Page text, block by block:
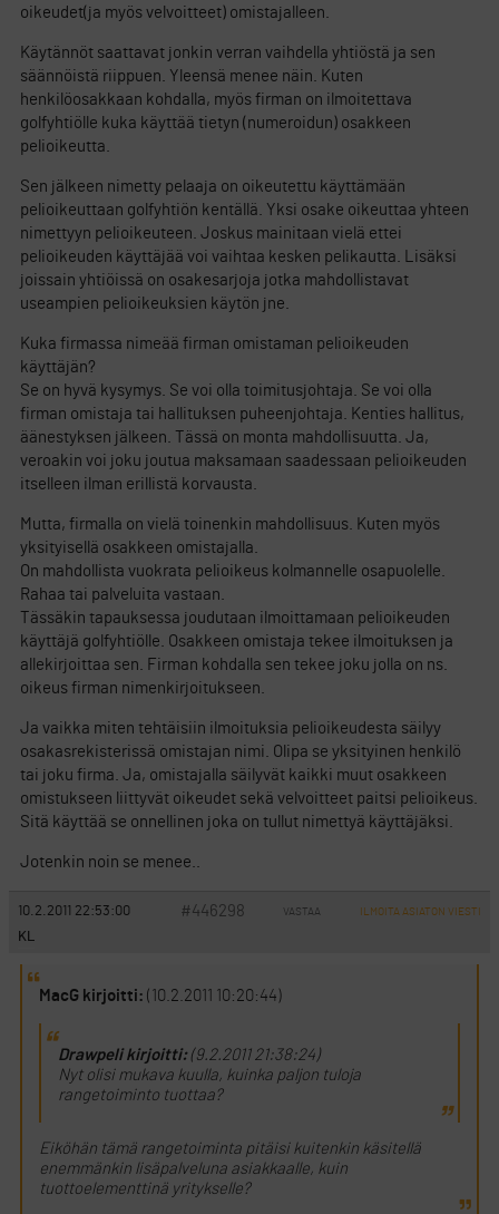
oikeudet(ja myös velvoitteet) omistajalleen.
Käytännöt saattavat jonkin verran vaihdella yhtiöstä ja sen
säännöistä riippuen. Yleensä menee näin. Kuten
henkilöosakkaan kohdalla, myös firman on ilmoitettava
golfyhtiölle kuka käyttää tietyn (numeroidun) osakkeen
pelioikeutta.
Sen jälkeen nimetty pelaaja on oikeutettu käyttämään
pelioikeuttaan golfyhtiön kentällä. Yksi osake oikeuttaa yhteen
nimettyyn pelioikeuteen. Joskus mainitaan vielä ettei
pelioikeuden käyttäjää voi vaihtaa kesken pelikautta. Lisäksi
joissain yhtiöissä on osakesarjoja jotka mahdollistavat
useampien pelioikeuksien käytön jne.
Kuka firmassa nimeää firman omistaman pelioikeuden
käyttäjän?
Se on hyvä kysymys. Se voi olla toimitusjohtaja. Se voi olla
firman omistaja tai hallituksen puheenjohtaja. Kenties hallitus,
äänestyksen jälkeen. Tässä on monta mahdollisuutta. Ja,
veroakin voi joku joutua maksamaan saadessaan pelioikeuden
itselleen ilman erillistä korvausta.
Mutta, firmalla on vielä toinenkin mahdollisuus. Kuten myös
yksityisellä osakkeen omistajalla.
On mahdollista vuokrata pelioikeus kolmannelle osapuolelle.
Rahaa tai palveluita vastaan.
Tässäkin tapauksessa joudutaan ilmoittamaan pelioikeuden
käyttäjä golfyhtiölle. Osakkeen omistaja tekee ilmoituksen ja
allekirjoittaa sen. Firman kohdalla sen tekee joku jolla on ns.
oikeus firman nimenkirjoitukseen.
Ja vaikka miten tehtäisiin ilmoituksia pelioikeudesta säilyy
osakasrekisterissä omistajan nimi. Olipa se yksityinen henkilö
tai joku firma. Ja, omistajalla säilyvät kaikki muut osakkeen
omistukseen liittyvät oikeudet sekä velvoitteet paitsi pelioikeus.
Sitä käyttää se onnellinen joka on tullut nimettyä käyttäjäksi.
Jotenkin noin se menee..
10.2.2011 22:53:00 #446298 VASTAA ILMOITA ASIATON VIESTI
KL
MacG kirjoitti: (10.2.2011 10:20:44)
Drawpeli kirjoitti:(9.2.2011 21:38:24)
Nyt olisi mukava kuulla, kuinka paljon tuloja
rangetoiminto tuottaa?
Eiköhän tämä rangetoiminta pitäisi kuitenkin käsitellä
enemmänkin lisäpalveluna asiakkaalle, kuin
tuottoelementtinä yritykselle?